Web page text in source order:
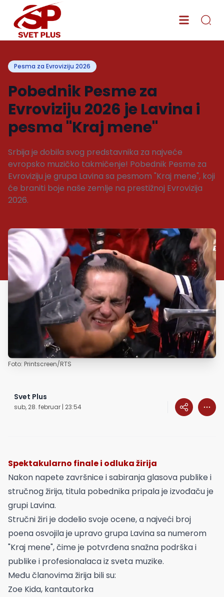
Pesma za Evroviziju 2026
Pobednik Pesme za
Evroviziju 2026 je Lavina i
pesma "Kraj mene"
Srbija je dobila svog predstavnika za najveće
evropsko muzičko takmičenje! Pobednik Pesme za
Evroviziju je grupa Lavina sa pesmom "Kraj mene", koji
će braniti boje naše zemlje na prestižnoj Evrovizija
2026.
Foto: Printscreen/RTS
Svet Plus
sub, 28. februar | 23:54
Spektakularno finale i odluka žirija
Nakon napete završnice i sabiranja glasova publike i
stručnog žirija, titula pobednika pripala je izvođaču je
grupi Lavina.
Stručni žiri je dodelio svoje ocene, a najveći broj
poena osvojila je upravo grupa Lavina sa numerom
"Kraj mene", čime je potvrđena snažna podrška i
publike i profesionalaca iz sveta muzike.
Među članovima žirija bili su:
Zoe Kida, kantautorka